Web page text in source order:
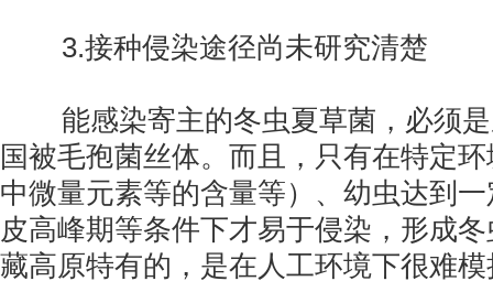
3.接种侵染途径尚未研究清楚
能感染寄主的冬虫夏草菌，必须是
国被毛孢菌丝体。而且，只有在特定
中微量元素等的含量等）、幼虫达到
皮高峰期等条件下才易于侵染，形成
藏高原特有的，是在人工环境下很难